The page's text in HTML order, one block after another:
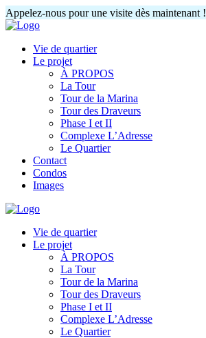
Appelez-nous pour une visite dès maintenant !
Vie de quartier
Le projet
À PROPOS
La Tour
Tour de la Marina
Tour des Draveurs
Phase I et II
Complexe L’Adresse
Le Quartier
Contact
Condos
Images
Vie de quartier
Le projet
À PROPOS
La Tour
Tour de la Marina
Tour des Draveurs
Phase I et II
Complexe L’Adresse
Le Quartier